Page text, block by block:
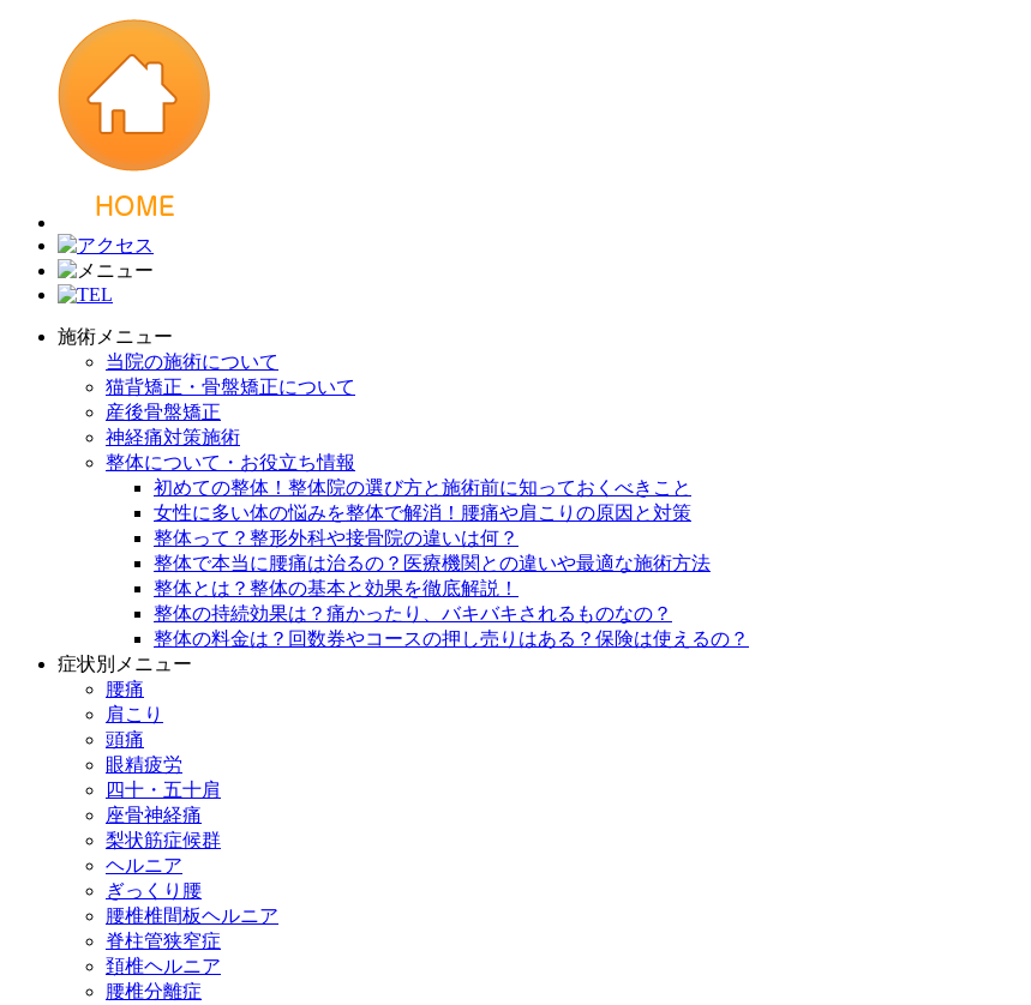
施術メニュー
当院の施術について
猫背矯正・骨盤矯正について
産後骨盤矯正
神経痛対策施術
整体について・お役立ち情報
初めての整体！整体院の選び方と施術前に知っておくべきこと
女性に多い体の悩みを整体で解消！腰痛や肩こりの原因と対策
整体って？整形外科や接骨院の違いは何？
整体で本当に腰痛は治るの？医療機関との違いや最適な施術方法
整体とは？整体の基本と効果を徹底解説！
整体の持続効果は？痛かったり、バキバキされるものなの？
整体の料金は？回数券やコースの押し売りはある？保険は使えるの？
症状別メニュー
腰痛
肩こり
頭痛
眼精疲労
四十・五十肩
座骨神経痛
梨状筋症候群
ヘルニア
ぎっくり腰
腰椎椎間板ヘルニア
脊柱管狭窄症
頚椎ヘルニア
腰椎分離症